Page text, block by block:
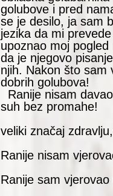
golubove i pred
se je desilo, ja sam
jezika da mi
upoznao moj
da je njegovo
njih. Nakon što sam
Ranije nisam
suh
veliki značaj
Ranije nisam
Ranije sam